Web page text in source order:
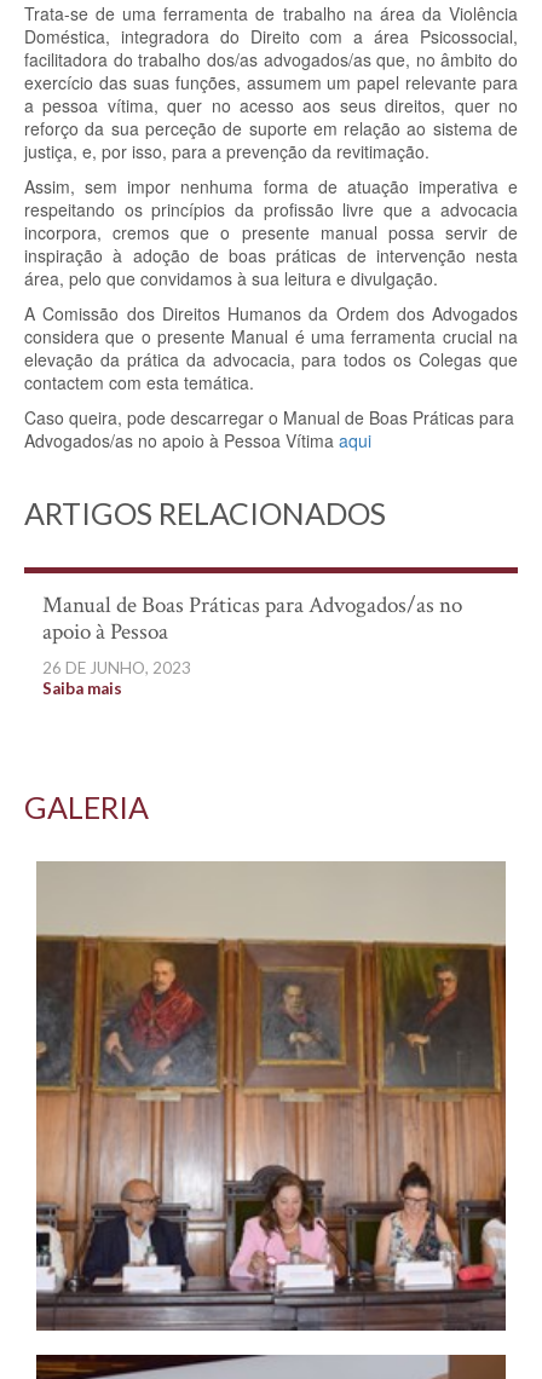
Trata-se de uma ferramenta de trabalho na área da Violência
Doméstica, integradora do Direito com a área Psicossocial,
facilitadora do trabalho dos/as advogados/as que, no âmbito do
exercício das suas funções, assumem um papel relevante para
a pessoa vítima, quer no acesso aos seus direitos, quer no
reforço da sua perceção de suporte em relação ao sistema de
justiça, e, por isso, para a prevenção da revitimação.
Assim, sem impor nenhuma forma de atuação imperativa e
respeitando os princípios da profissão livre que a advocacia
incorpora, cremos que o presente manual possa servir de
inspiração à adoção de boas práticas de intervenção nesta
área, pelo que convidamos à sua leitura e divulgação.
A Comissão dos Direitos Humanos da Ordem dos Advogados
considera que o presente Manual é uma ferramenta crucial na
elevação da prática da advocacia, para todos os Colegas que
contactem com esta temática.
Caso queira, pode descarregar o Manual de Boas Práticas para
Advogados/as no apoio à Pessoa Vítima aqui
ARTIGOS RELACIONADOS
Manual de Boas Práticas para Advogados/as no
apoio à Pessoa
26 DE JUNHO, 2023
Saiba mais
GALERIA